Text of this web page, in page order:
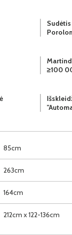
85cm
263cm
164cm
212cm x 122-136cm
Sudėtis
≥100